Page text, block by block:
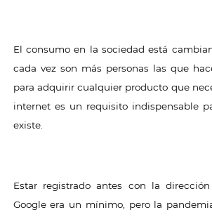
El consumo en la sociedad está
cada vez son más personas las que
para adquirir cualquier producto que
internet es un requisito indispensable
existe.
Estar registrado antes con la
Google era un mínimo, pero la